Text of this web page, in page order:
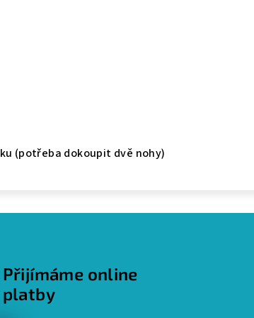
(potřeba dokoupit dvě nohy)
Přijímáme online
platby